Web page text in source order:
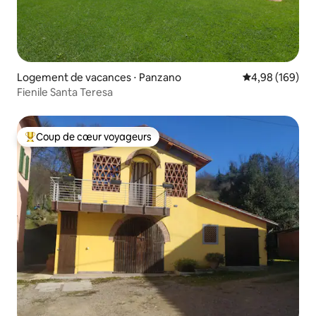
Logement de vacances ⋅ Panzano Évaluation
4,98 (169)
Fienile Santa Teresa
Coups de cœur voyageurs les plus appréciés
Coup de cœur voyageurs